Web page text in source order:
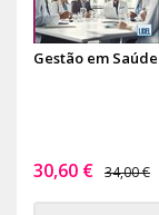
Gestão em
30,60 € 34,00 €